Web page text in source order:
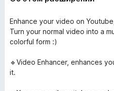
Enhance your video on
Turn your normal video into a
colorful form :)
🔹Video Enhancer, enhances
it.